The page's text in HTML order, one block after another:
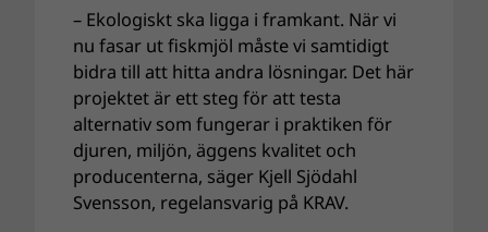
– Ekologiskt ska ligga i framkant. När vi
nu fasar ut fiskmjöl måste vi samtidigt
bidra till att hitta andra lösningar. Det här
projektet är ett steg för att testa
alternativ som fungerar i praktiken för
djuren, miljön, äggens kvalitet och
producenterna, säger Kjell Sjödahl
Svensson, regelansvarig på KRAV.